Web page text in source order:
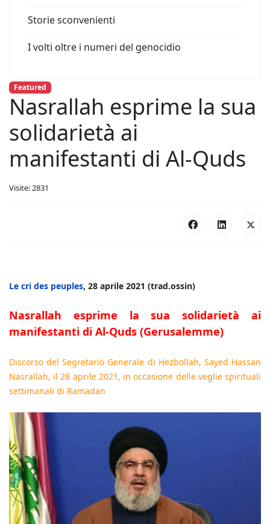
Storie sconvenienti
I volti oltre i numeri del genocidio
Featured
Nasrallah esprime la sua
solidarietà ai
manifestanti di Al-Quds
Visite: 2831
Le cri des peuples, 28 aprile 2021 (trad.ossin)
Nasrallah esprime la sua solidarietà ai
manifestanti di Al-Quds (Gerusalemme)
Discorso del Segretario Generale di Hezbollah, Sayed Hassan
Nasrallah, il 28 aprile 2021, in occasione delle veglie spirituali
settimanali di Ramadan